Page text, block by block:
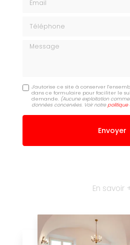
Message
J'autorise ce site à conserver
dans ce formulaire pour faciliter le
demande. (Aucune exploitation
données concervées. Voir notrepolitique
En savoir